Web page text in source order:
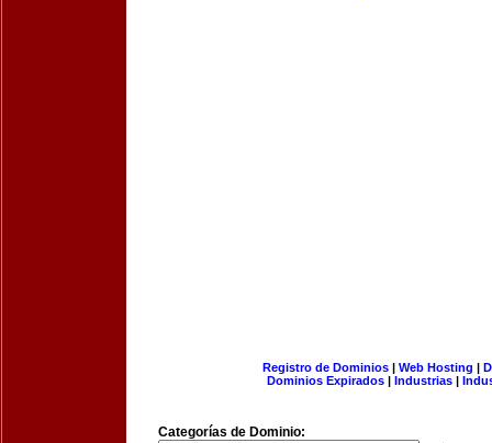
Registro de Dominios| Web Hosting |
Dominios Expirados | Industrias |
Categorías de Dominio: